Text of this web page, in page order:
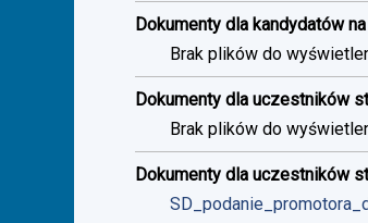
Dokumenty dla kandydatów
Brak plików do
Dokumenty dla uczestników
Brak plików do
Dokumenty dla uczestników